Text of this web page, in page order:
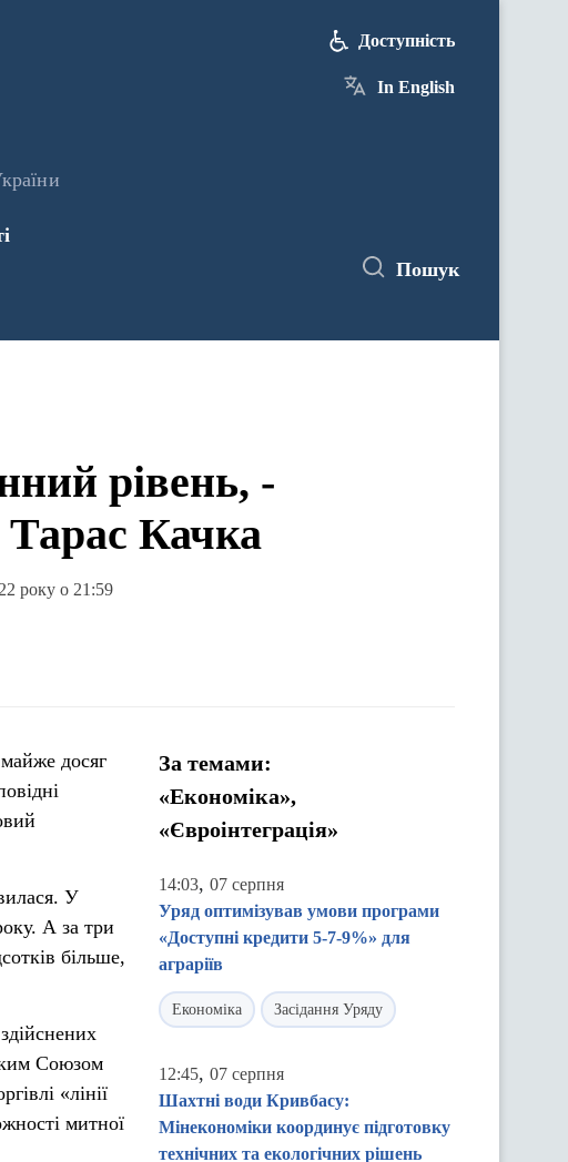
Доступність
In English
Пошук
рівень, -
Тарас Качка
року о 21:59
досяг
У
А за три
більше,
Союзом
«лінії
митної
За темами:
«Економіка»,
«Євроінтеграція»
14:03, 07 серпня
Уряд оптимізував умови програми
«Доступні кредити 5-7-9%» для
аграріїв
Економіка Засідання Уряду
12:45, 07 серпня
Шахтні води Кривбасу:
Мінекономіки координує підготовку
технічних та екологічних рішень